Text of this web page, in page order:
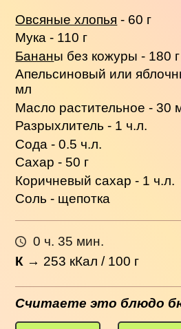
Овсяные хлопья - 60 г
Мука - 110 г
Бананы без кожуры - 180 г
Апельсиновый или
мл
Масло растительное - 30
Разрыхлитель - 1 ч.л.
Сода - 0.5 ч.л.
Сахар - 50 г
Коричневый сахар - 1 ч.л.
Соль - щепотка
0 ч. 35 мин.
К → 253 кКал / 100 г
Считаете это блюдо